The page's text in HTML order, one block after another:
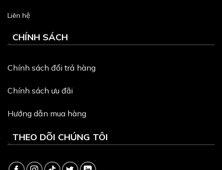
Liên hệ
CHÍNH SÁCH
Chính sách đổi trả hàng
Chính sách ưu đãi
Hướng dẫn mua hàng
THEO DÕI CHÚNG TÔI